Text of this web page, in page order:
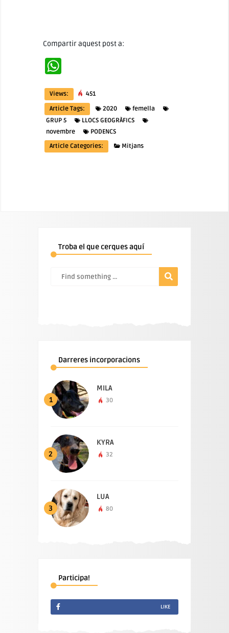
Compartir aquest post a:
WhatsApp
Views:
451
Article Tags:
2020
femella
GRUP 5
LLOCS GEOGRÀFICS
novembre
PODENCS
Article Categories:
Mitjans
Troba el que cerques aquí
Darreres incorporacions
1
MILA
30
2
KYRA
32
3
LUA
80
Participa!
LIKE